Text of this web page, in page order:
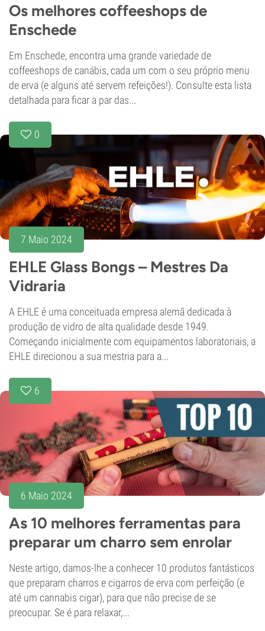
Os melhores coffeeshops de
Enschede
Em Enschede, encontra uma grande variedade de
coffeeshops de canábis, cada um com o seu próprio menu
de erva (e alguns até servem refeições!). Consulte esta lista
detalhada para ficar a par das...
0
7 Maio 2024
EHLE Glass Bongs – Mestres Da
Vidraria
A EHLE é uma conceituada empresa alemã dedicada à
produção de vidro de alta qualidade desde 1949.
Começando inicialmente com equipamentos laboratoriais, a
EHLE direcionou a sua mestria para a...
6
6 Maio 2024
As 10 melhores ferramentas para
preparar um charro sem enrolar
Neste artigo, damos-lhe a conhecer 10 produtos fantásticos
que preparam charros e cigarros de erva com perfeição (e
até um cannabis cigar), para que não precise de se
preocupar. Se é para relaxar,...